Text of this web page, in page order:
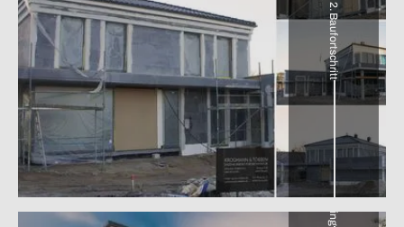
2. Baufortschritt
Straßenperspektive – Rendering